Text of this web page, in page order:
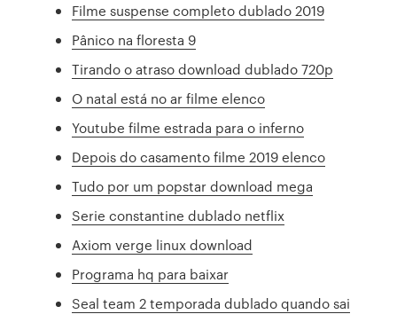
Filme suspense completo dublado 2019
Pânico na floresta 9
Tirando o atraso download dublado 720p
O natal está no ar filme elenco
Youtube filme estrada para o inferno
Depois do casamento filme 2019 elenco
Tudo por um popstar download mega
Serie constantine dublado netflix
Axiom verge linux download
Programa hq para baixar
Seal team 2 temporada dublado quando sai